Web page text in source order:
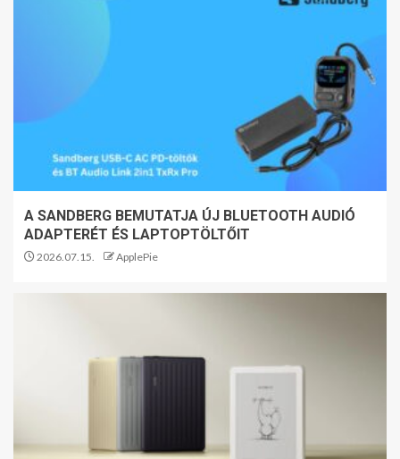
A SANDBERG BEMUTATJA ÚJ BLUETOOTH AUDIÓ
ADAPTERÉT ÉS LAPTOPTÖLTŐIT
2026.07.15. ApplePie